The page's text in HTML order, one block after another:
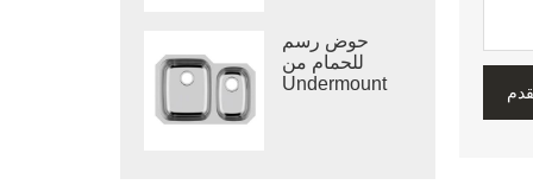
حوض رسم
للحمام من
Undermount